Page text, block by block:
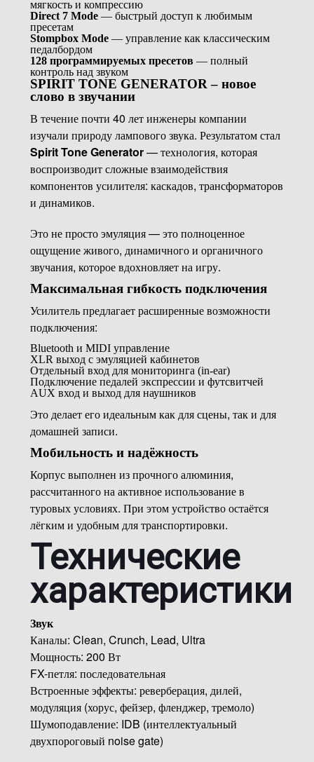
мягкость и компрессию
Direct 7 Mode— быстрый доступ к любимым
пресетам
Stompbox Mode— управление как классическим
педалбордом
128 программируемых пресетов — полный
контроль над звуком
SPIRIT TONE GENERATOR – новое
слово в звучании
В течение почти 40 лет инженеры компании
изучали природу лампового звука. Результатом стал
Spirit Tone Generator— технология, которая
воспроизводит сложные взаимодействия
компонентов усилителя: каскадов, трансформаторов
и динамиков.
Это не просто эмуляция — это полноценное
ощущение живого, динамичного и органичного
звучания, которое вдохновляет на игру.
Максимальная гибкость подключения
Усилитель предлагает расширенные возможности
подключения:
Bluetooth и MIDI управление
XLR выход с эмуляцией кабинетов
Отдельный вход для мониторинга (in-ear)
Подключение педалей экспрессии и футсвитчей
AUX вход и выход для наушников
Это делает его идеальным как для сцены, так и для
домашней записи.
Мобильность и надёжность
Корпус выполнен из прочного алюминия,
рассчитанного на активное использование в
туровых условиях. При этом устройство остаётся
лёгким и удобным для транспортировки.
Технические
характеристики
Звук
Каналы: Clean, Crunch, Lead, Ultra
Мощность: 200 Вт
FX-петля: последовательная
Встроенные эффекты: реверберация, дилей,
модуляция (хорус, фейзер, фленджер, тремоло)
Шумоподавление: IDB (интеллектуальный
двухпороговый noise gate)